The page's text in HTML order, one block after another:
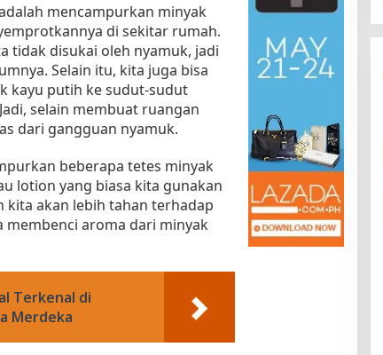
mencampurkan minyak
di sekitar rumah.
tidak disukai oleh nyamuk, jadi
Selain itu, kita juga bisa
kayu putih ke sudut-sudut
selain membuat ruangan
dari gangguan nyamuk.
beberapa tetes minyak
lotion yang biasa kita gunakan
akan lebih tahan terhadap
membenci aroma dari minyak
Terkenal di
Merdeka
Baru Jambi
3 Januari 2025
Tempat Makan Kepiting di Jambi
Di Daerah, Jambi, Travel | 3 Januari 2025